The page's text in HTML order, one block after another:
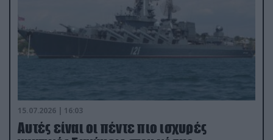
15.07.2026 | 16:03
Aυτές είναι οι πέντε πιο ισχυρές